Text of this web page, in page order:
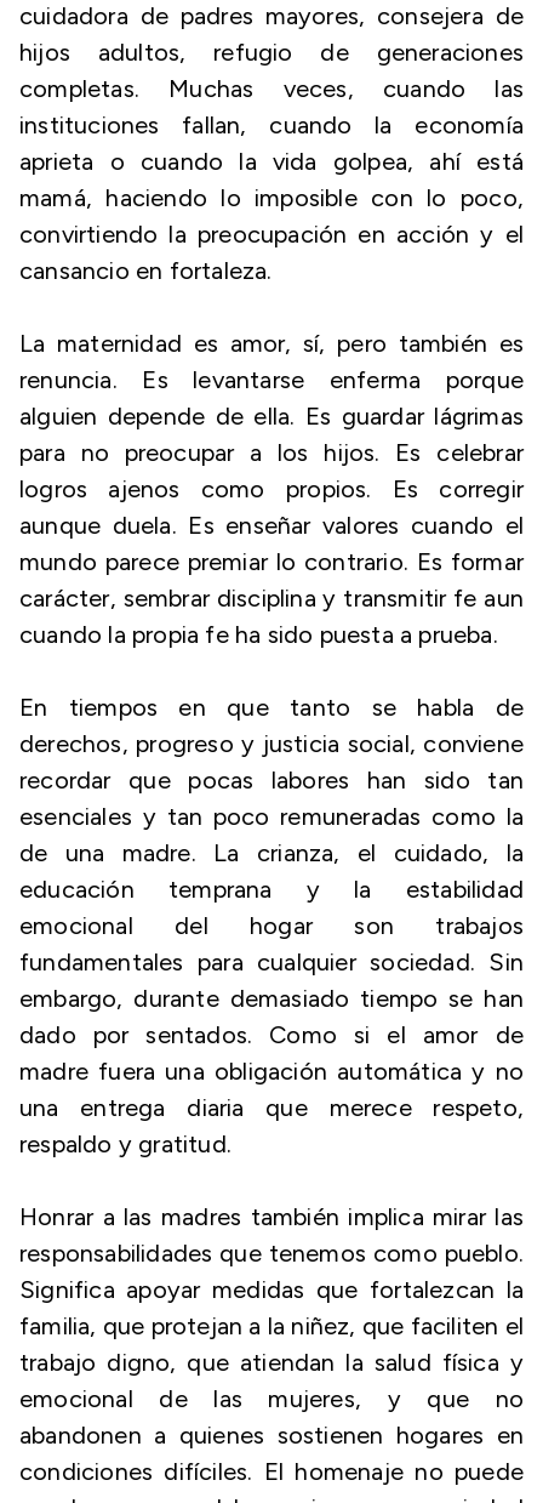
cuidadora de padres mayores, consejera de
hijos adultos, refugio de generaciones
completas. Muchas veces, cuando las
instituciones fallan, cuando la economía
aprieta o cuando la vida golpea, ahí está
mamá, haciendo lo imposible con lo poco,
convirtiendo la preocupación en acción y el
cansancio en fortaleza.
La maternidad es amor, sí, pero también es
renuncia. Es levantarse enferma porque
alguien depende de ella. Es guardar lágrimas
para no preocupar a los hijos. Es celebrar
logros ajenos como propios. Es corregir
aunque duela. Es enseñar valores cuando el
mundo parece premiar lo contrario. Es formar
carácter, sembrar disciplina y transmitir fe aun
cuando la propia fe ha sido puesta a prueba.
En tiempos en que tanto se habla de
derechos, progreso y justicia social, conviene
recordar que pocas labores han sido tan
esenciales y tan poco remuneradas como la
de una madre. La crianza, el cuidado, la
educación temprana y la estabilidad
emocional del hogar son trabajos
fundamentales para cualquier sociedad. Sin
embargo, durante demasiado tiempo se han
dado por sentados. Como si el amor de
madre fuera una obligación automática y no
una entrega diaria que merece respeto,
respaldo y gratitud.
Honrar a las madres también implica mirar las
responsabilidades que tenemos como pueblo.
Significa apoyar medidas que fortalezcan la
familia, que protejan a la niñez, que faciliten el
trabajo digno, que atiendan la salud física y
emocional de las mujeres, y que no
abandonen a quienes sostienen hogares en
condiciones difíciles. El homenaje no puede